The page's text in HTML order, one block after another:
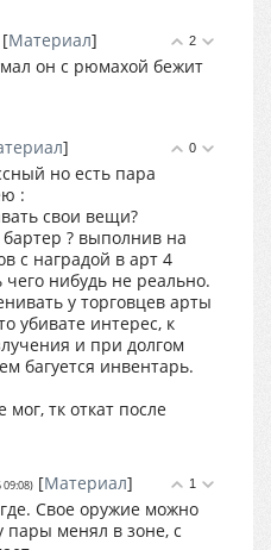
2
[Материал]
он с рюмахой бежит
0
]
но есть пара
:
свои вещи?
? выполнив на
с наградой в арт 4
нибудь не реально.
у торговцев арты
убивате интерес, к
и при долгом
багуется инвентарь.
тк откат после
1
09:08) [Материал]
Свое оружие можно
пары менял в зоне, с